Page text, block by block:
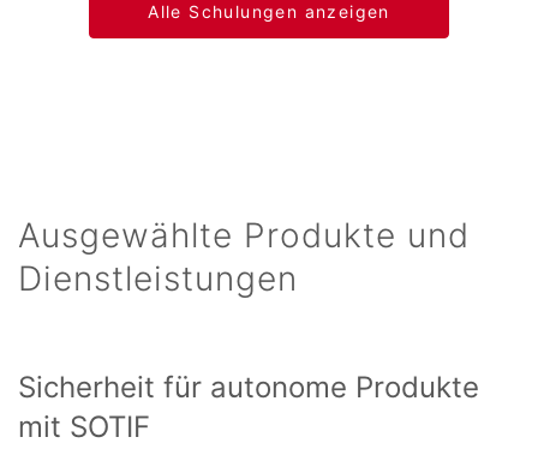
Alle Schulungen anzeigen
Ausgewählte Produkte und
Dienstleistungen
Sicherheit für autonome Produkte
mit SOTIF